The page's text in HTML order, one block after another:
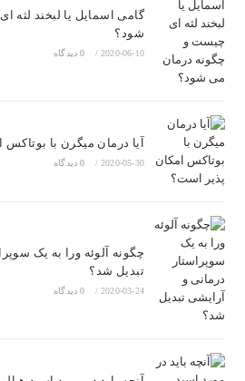
گامی اسمایل یا لبخند
شود؟
2020-06-10
/ 0 دیدگاه
آیا درمان میگرن با
2020-05-30
/ 0 دیدگاه
چگونه آلوئه ورا به یک
تبدیل شد؟
2020-03-24
/ 0 دیدگاه